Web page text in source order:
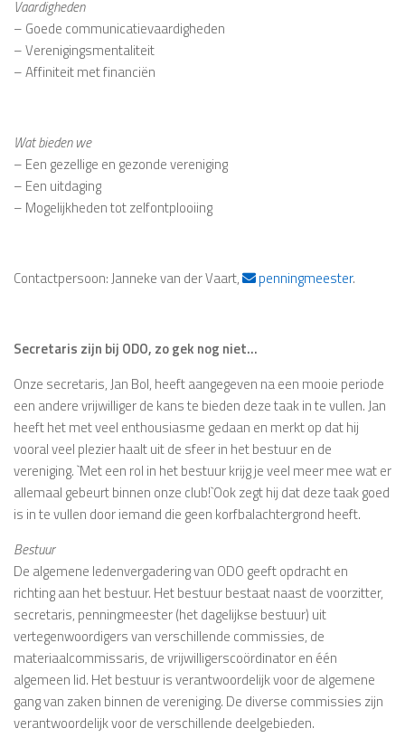
Vaardigheden
– Goede communicatievaardigheden
– Verenigingsmentaliteit
– Affiniteit met financiën
Wat bieden we
– Een gezellige en gezonde vereniging
– Een uitdaging
– Mogelijkheden tot zelfontplooiing
Contactpersoon: Janneke van der Vaart, penningmeester.
Secretaris zijn bij ODO, zo gek nog niet…
Onze secretaris, Jan Bol, heeft aangegeven na een mooie periode
een andere vrijwilliger de kans te bieden deze taak in te vullen. Jan
heeft het met veel enthousiasme gedaan en merkt op dat hij
vooral veel plezier haalt uit de sfeer in het bestuur en de
vereniging. `Met een rol in het bestuur krijg je veel meer mee wat er
allemaal gebeurt binnen onze club!`Ook zegt hij dat deze taak goed
is in te vullen door iemand die geen korfbalachtergrond heeft.
Bestuur
De algemene ledenvergadering van ODO geeft opdracht en
richting aan het bestuur. Het bestuur bestaat naast de voorzitter,
secretaris, penningmeester (het dagelijkse bestuur) uit
vertegenwoordigers van verschillende commissies, de
materiaalcommissaris, de vrijwilligerscoördinator en één
algemeen lid. Het bestuur is verantwoordelijk voor de algemene
gang van zaken binnen de vereniging. De diverse commissies zijn
verantwoordelijk voor de verschillende deelgebieden.